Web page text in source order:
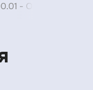
- Определение